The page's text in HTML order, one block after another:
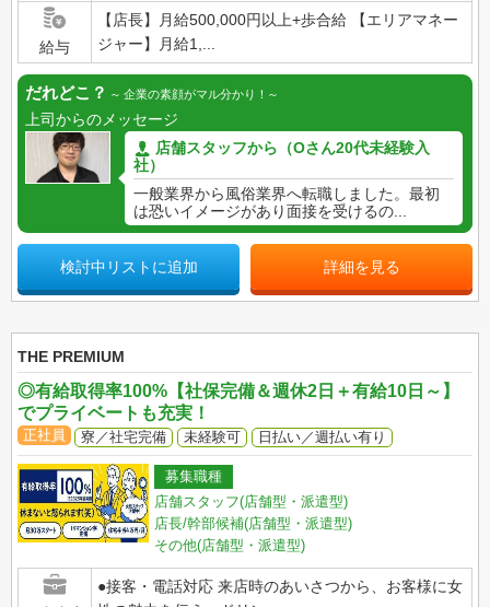
給与
【店長】月給500,000円以上+歩合給 【エリアマネー
ジャー】月給1,...
だれどこ？ 企業の素顔がマル分かり！
上司からのメッセージ
店舗スタッフから（Oさん20代未経験入
社）
一般業界から風俗業界へ転職しました。最初
は恐いイメージがあり面接を受けるの...
検討中リストに追加 詳細を見る
THE PREMIUM
◎有給取得率100%【社保完備＆週休2日＋有給10日～】
でプライベートも充実！
正社員 寮／社宅完備 未経験可 日払い／週払い有り
募集職種
店舗スタッフ(店舗型・派遣型)
店長/幹部候補(店舗型・派遣型)
その他(店舗型・派遣型)
●接客・電話対応 来店時のあいさつから、お客様に女